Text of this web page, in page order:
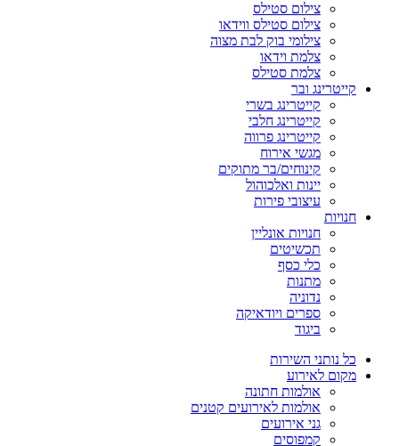
צילום סטילס
צילום סטילס ווידאו
צילומי בוק לבת מצוה
צלמת וידאו
צלמת סטילס
קייטרינג ובר
קייטרינג בשרי
קייטרינג חלבי
קייטרינג פרווה
מגשי אירוח
קינוחים/בר מתוקים
יינות ואלכוהול
עיצובי פירות
חנויות
חנויות אונליין
תכשיטים
כלי כסף
מתנות
נדוניה
ספרים ויודאיקה
ביגוד
כל נותני השירות
מקום לאירוע
אולמות חתונה
אולמות לאירועים קטנים
גני אירועים
קמפוסים